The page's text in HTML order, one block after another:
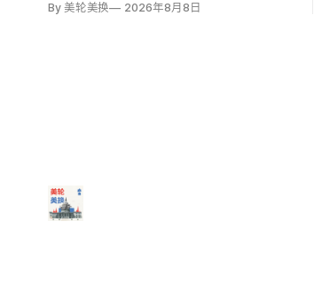
南苏丹人和约4000名缅甸人失去免遭遣返
By 美轮美换 2026年8月8日